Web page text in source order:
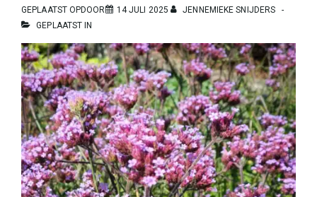
GEPLAATST OPDOOR 14 JULI 2025
JENNEMIEKE SNIJDERS
GEPLAATST IN